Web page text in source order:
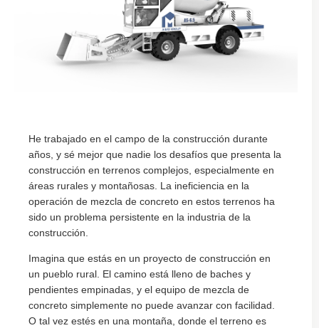
He trabajado en el campo de la construcción durante
años, y sé mejor que nadie los desafíos que presenta la
construcción en terrenos complejos, especialmente en
áreas rurales y montañosas. La ineficiencia en la
operación de mezcla de concreto en estos terrenos ha
sido un problema persistente en la industria de la
construcción.
Imagina que estás en un proyecto de construcción en
un pueblo rural. El camino está lleno de baches y
pendientes empinadas, y el equipo de mezcla de
concreto simplemente no puede avanzar con facilidad.
O tal vez estés en una montaña, donde el terreno es